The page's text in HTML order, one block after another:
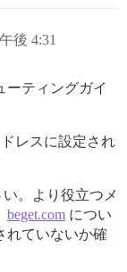
後 4:31
ーティングガイ
レスに設定され
。より役立つメ
beget.com につい
れていないか確